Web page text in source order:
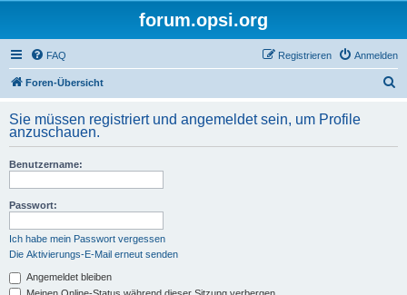
forum.opsi.org
FAQ Anmelden
Registrieren
Foren-Übersicht
h
Sie müssen registriert und angemeldet sein, um Profile
anzuschauen.
Benutzername:
Passwort:
Ich habe mein Passwort vergessen
Die Aktivierungs-E-Mail erneut senden
Angemeldet bleiben